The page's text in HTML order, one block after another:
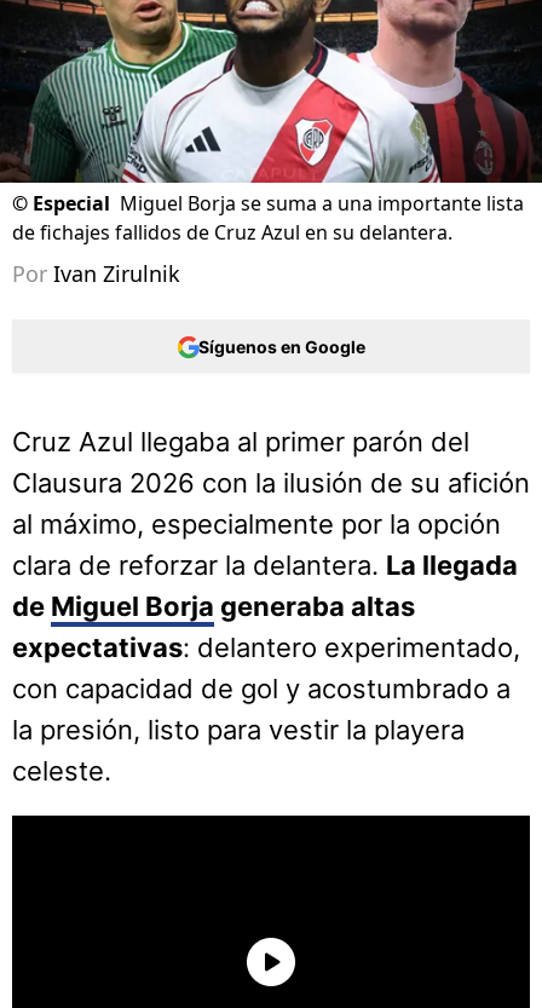
© Especial Miguel Borja se suma a una importante lista
de fichajes fallidos de Cruz Azul en su delantera.
Por Ivan Zirulnik
Síguenos en Google
Cruz Azul llegaba al primer parón del
Clausura 2026 con la ilusión de su afición
al máximo, especialmente por la opción
clara de reforzar la delantera. La llegada
de Miguel Borja generaba altas
expectativas: delantero experimentado,
con capacidad de gol y acostumbrado a
la presión, listo para vestir la playera
celeste.